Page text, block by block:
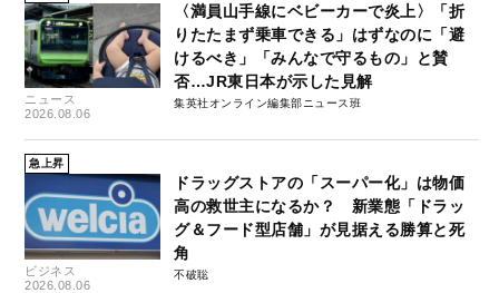
ニュース
2026.08.06
〈満員山手線にベビーカーで炎上〉「折
りたたまず乗車できる」はずなのに「避
けるべき」「みんなで守るもの」と賛
否…JR東日本が示した見解
集英社オンライン編集部ニュース班
急上昇
ビジネス
2026.08.06
ドラッグストアの「スーパー化」は物価
高の救世主になるか？ 新業態「ドラッ
グ＆フード型店舗」が見据える勝算と死
角
不破聡